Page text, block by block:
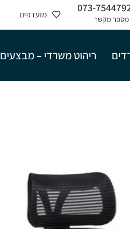
073-
מספר מקשר מועדפים
ריהוט משרדי – מבצעים